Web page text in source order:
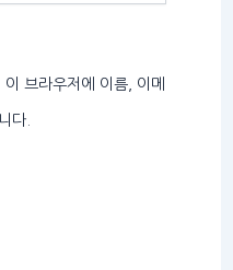
브라우저에 이름, 이메
다.